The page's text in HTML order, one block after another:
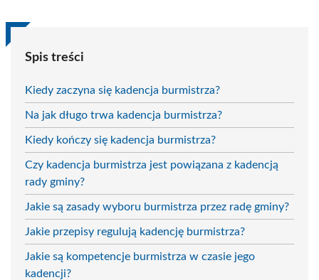
Spis treści
Kiedy zaczyna się kadencja burmistrza?
Na jak długo trwa kadencja burmistrza?
Kiedy kończy się kadencja burmistrza?
Czy kadencja burmistrza jest powiązana z kadencją
rady gminy?
Jakie są zasady wyboru burmistrza przez radę gminy?
Jakie przepisy regulują kadencję burmistrza?
Jakie są kompetencje burmistrza w czasie jego
kadencji?